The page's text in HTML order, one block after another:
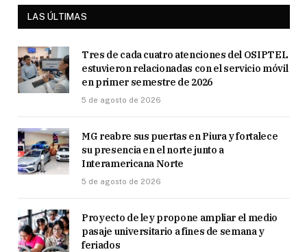
LAS ÚLTIMAS
Tres de cada cuatro atenciones del OSIPTEL
estuvieron relacionadas con el servicio móvil
en primer semestre de 2026
5 de agosto de 2026
MG reabre sus puertas en Piura y fortalece
su presencia en el norte junto a
Interamericana Norte
5 de agosto de 2026
Proyecto de ley propone ampliar el medio
pasaje universitario a fines de semana y
feriados